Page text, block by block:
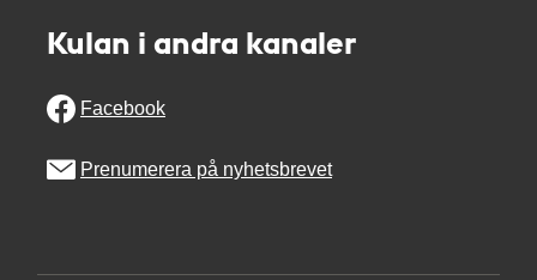
Kulan i andra kanaler
Facebook
Prenumerera på nyhetsbrevet